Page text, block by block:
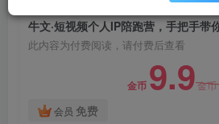
此内容为付费阅读，请付费后查看
金币 9.9金币
会员 免费